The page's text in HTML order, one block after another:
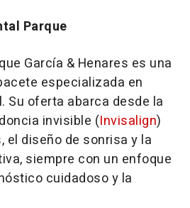
Parque
García & Henares es una
especializada en
Su oferta abarca desde la
invisible (Invisalign)
el diseño de sonrisa y la
siempre con un enfoque
cuidadoso y la